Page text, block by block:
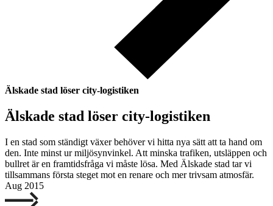
Älskade stad löser city-logistiken
Älskade stad löser city-logistiken
I en stad som ständigt växer behöver vi hitta nya sätt att ta hand om
den. Inte minst ur miljösynvinkel. Att minska trafiken, utsläppen och
bullret är en framtidsfråga vi måste lösa. Med Älskade stad tar vi
tillsammans första steget mot en renare och mer trivsam atmosfär.
Aug 2015